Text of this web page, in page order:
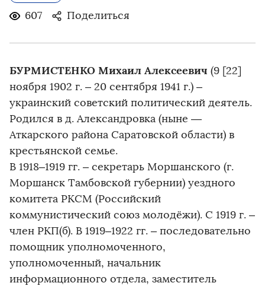
607 Поделиться
БУРМИСТЕНКО Михаил Алексеевич (9 [22]
ноября 1902 г. – 20 сентября 1941 г.) –
украинский советский политический деятель.
Родился в д. Александровка (ныне —
Аткарского района Саратовской области) в
крестьянской семье.
В 1918–1919 гг. – секретарь Моршанского (г.
Моршанск Тамбовской губернии) уездного
комитета РКСМ (Российский
коммунистический союз молодёжи). С 1919 г. –
член РКП(б). В 1919–1922 гг. – последовательно
помощник уполномоченного,
уполномоченный, начальник
информационного отдела, заместитель